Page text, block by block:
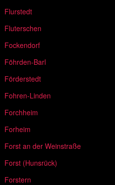
Flurstedt
Fluterschen
Fockendorf
Föhrden-Barl
Förderstedt
Fohren-Linden
Forchheim
Forheim
Forst an der Weinstraße
Forst (Hunsrück)
Forstern